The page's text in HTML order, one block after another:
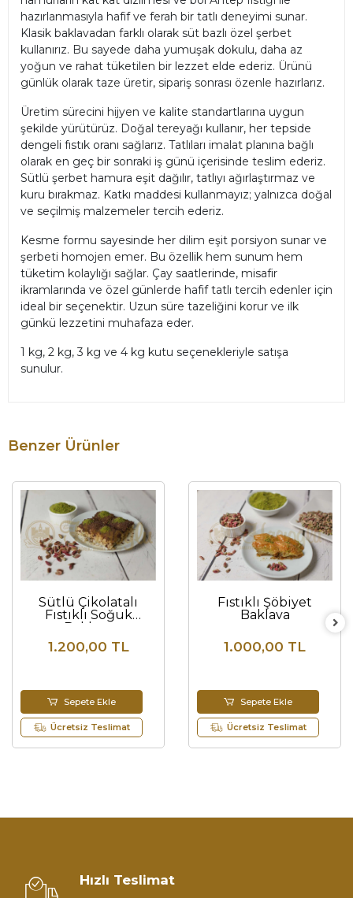
hazırlanmasıyla hafif ve ferah bir tatlı deneyimi sunar.
Klasik baklavadan farklı olarak süt bazlı özel şerbet
kullanırız. Bu sayede daha yumuşak dokulu, daha az
yoğun ve rahat tüketilen bir lezzet elde ederiz. Ürünü
günlük olarak taze üretir, sipariş sonrası özenle hazırlarız.
Üretim sürecini hijyen ve kalite standartlarına uygun
şekilde yürütürüz. Doğal tereyağı kullanır, her tepside
dengeli fıstık oranı sağlarız. Tatlıları imalat planına bağlı
olarak en geç bir sonraki iş günü içerisinde teslim ederiz.
Sütlü şerbet hamura eşit dağılır, tatlıyı ağırlaştırmaz ve
kuru bırakmaz. Katkı maddesi kullanmayız; yalnızca doğal
ve seçilmiş malzemeler tercih ederiz.
Kesme formu sayesinde her dilim eşit porsiyon sunar ve
şerbeti homojen emer. Bu özellik hem sunum hem
tüketim kolaylığı sağlar. Çay saatlerinde, misafir
ikramlarında ve özel günlerde hafif tatlı tercih edenler için
ideal bir seçenektir. Uzun süre tazeliğini korur ve ilk
günkü lezzetini muhafaza eder.
1 kg, 2 kg, 3 kg ve 4 kg kutu seçenekleriyle satışa
sunulur.
Benzer Ürünler
Sütlü Çikolatalı
Fıstıklı Soğuk
Baklava
1.200,00 TL
Sepete Ekle
Ücretsiz Teslimat
Fıstıklı Şöbiyet
Baklava
1.000,00 TL
Sepete Ekle
Ücretsiz Teslimat
Hızlı Teslimat